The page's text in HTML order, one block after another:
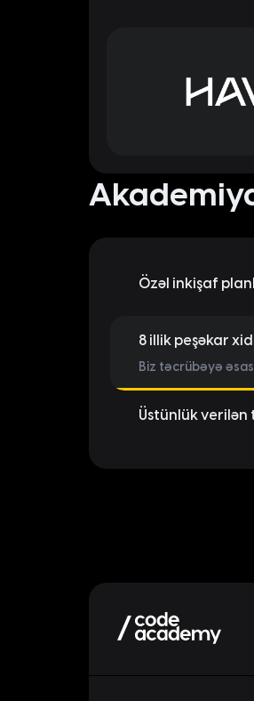
Özəl inkişaf
8 illik peşəkar
Biz təcrübəyə
Üstünlük verilən